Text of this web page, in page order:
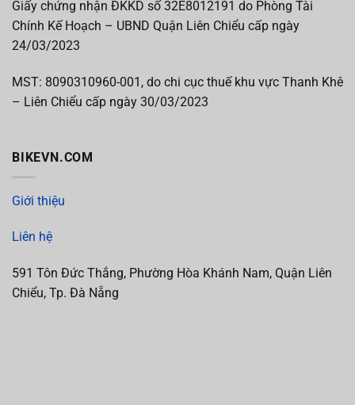
Giấy chứng nhận ĐKKD số 32E8012191 do Phòng Tài
Chính Kế Hoạch – UBND Quận Liên Chiểu cấp ngày
24/03/2023
MST: 8090310960-001, do chi cục thuế khu vực Thanh Khê
– Liên Chiểu cấp ngày 30/03/2023
BIKEVN.COM
Giới thiệu
Liên hệ
591 Tôn Đức Thắng, Phường Hòa Khánh Nam, Quận Liên
Chiểu, Tp. Đà Nẵng